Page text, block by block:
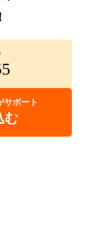
サポート
む